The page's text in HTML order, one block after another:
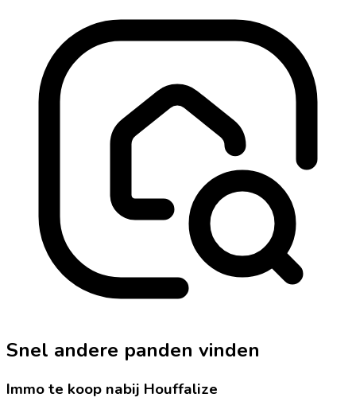
Snel andere panden vinden
Immo te koop nabij Houffalize